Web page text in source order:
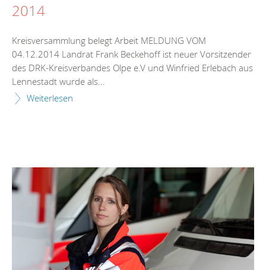
2014
Kreisversammlung belegt Arbeit MELDUNG VOM
04.12.2014 Landrat Frank Beckehoff ist neuer Vorsitzender
des DRK-Kreisverbandes Olpe e.V und Winfried Erlebach aus
Lennestadt wurde als...
Weiterlesen